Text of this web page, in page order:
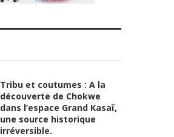
Tribu et coutumes : A la
découverte de Chokwe
dans l’espace Grand Kasaï,
une source historique
irréversible.